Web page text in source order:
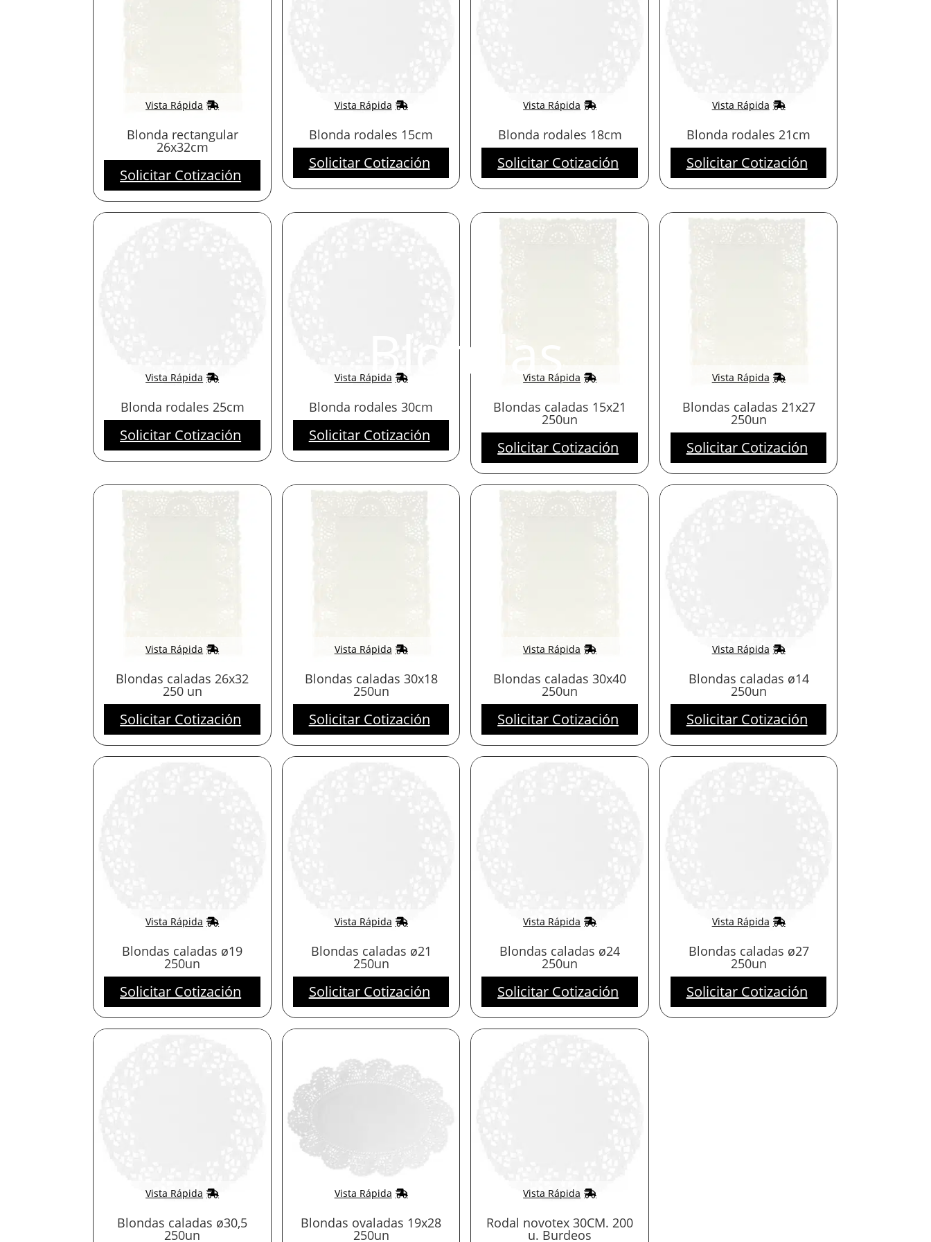
Blondas
Vista Rápida
Blonda rectangular
26x32cm
Solicitar Cotización
Vista Rápida
Blonda rodales 15cm
Solicitar Cotización
Vista Rápida
Blonda rodales 18cm
Solicitar Cotización
Vista Rápida
Blonda rodales 21cm
Solicitar Cotización
Vista Rápida
Blonda rodales 25cm
Solicitar Cotización
Vista Rápida
Blonda rodales 30cm
Solicitar Cotización
Vista Rápida
Blondas caladas 15x21
250un
Solicitar Cotización
Vista Rápida
Blondas caladas 21x27
250un
Solicitar Cotización
Vista Rápida
Blondas caladas 26x32
250 un
Solicitar Cotización
Vista Rápida
Blondas caladas 30x18
250un
Solicitar Cotización
Vista Rápida
Blondas caladas 30x40
250un
Solicitar Cotización
Vista Rápida
Blondas caladas ø14
250un
Solicitar Cotización
Vista Rápida
Blondas caladas ø19
250un
Solicitar Cotización
Vista Rápida
Blondas caladas ø21
250un
Solicitar Cotización
Vista Rápida
Blondas caladas ø24
250un
Solicitar Cotización
Vista Rápida
Blondas caladas ø27
250un
Solicitar Cotización
Vista Rápida
Blondas caladas ø30,5
250un
Vista Rápida
Blondas ovaladas 19x28
250un
Vista Rápida
Rodal novotex 30CM. 200
u. Burdeos